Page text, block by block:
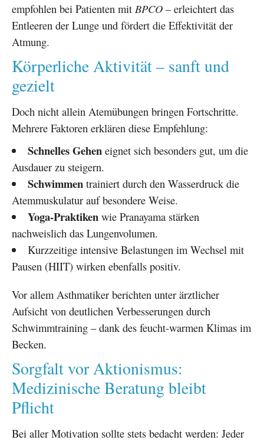
empfohlen bei Patienten mit BPCO – erleichtert das
Entleeren der Lunge und fördert die Effektivität der
Atmung.
Körperliche Aktivität – sanft und
gezielt
Doch nicht allein Atemübungen bringen Fortschritte.
Mehrere Faktoren erklären diese Empfehlung:
Schnelles Geheneignet sich besonders gut, um die
Ausdauer zu steigern.
Schwimmentrainiert durch den Wasserdruck die
Atemmuskulatur auf besondere Weise.
Yoga-Praktikenwie Pranayama stärken
nachweislich das Lungenvolumen.
Kurzzeitige intensive Belastungen im Wechsel mit
Pausen (HIIT) wirken ebenfalls positiv.
Vor allem Asthmatiker berichten unter ärztlicher
Aufsicht von deutlichen Verbesserungen durch
Schwimmtraining – dank des feucht-warmen Klimas im
Becken.
Sorgfalt vor Aktionismus:
Medizinische Beratung bleibt
Pflicht
Bei aller Motivation sollte stets bedacht werden: Jeder